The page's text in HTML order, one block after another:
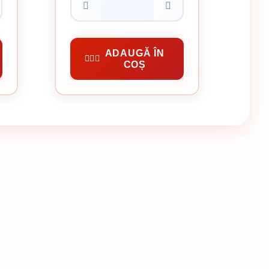
0.09 Lei / bucata
Cuie ConstructiiADAUGĂ ÎN
COȘ